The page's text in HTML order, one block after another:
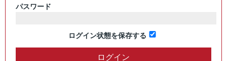
パスワード
ログイン状態を保存する